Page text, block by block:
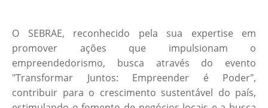
O SEBRAE, reconhecido pela sua expertise em
promover ações que impulsionam o
empreendedorismo, busca através do evento
"Transformar Juntos: Empreender é Poder",
contribuir para o crescimento sustentável do país,